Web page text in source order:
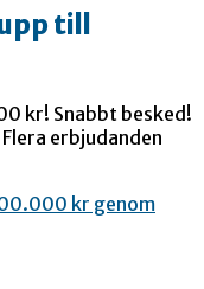
till
kr! Snabbt besked!
erbjudanden